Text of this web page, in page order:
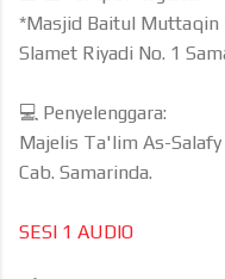
*Masjid Baitul Muttaqin
Slamet Riyadi No. 1
💻 Penyelenggara:
Majelis Ta'lim As-Salafy
Cab. Samarinda.
SESI 1 AUDIO